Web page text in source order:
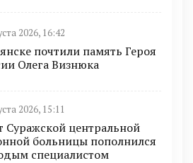
2026, 16:42
почтили память Героя
Олега Визнюка
2026, 15:11
Суражской центральной
больницы пополнился
специалистом